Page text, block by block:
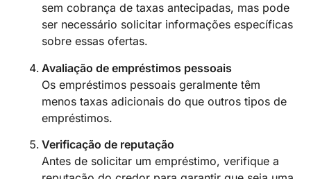
sem cobrança de taxas antecipadas, mas pode
ser necessário solicitar informações específicas
sobre essas ofertas.
Avaliação de empréstimos pessoais
Os empréstimos pessoais geralmente têm
menos taxas adicionais do que outros tipos de
empréstimos.
Verificação de reputação
Antes de solicitar um empréstimo, verifique a